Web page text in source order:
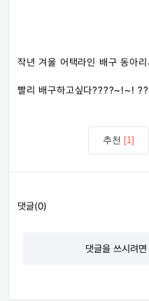
작년 겨울 어택라인 배구 동아
빨리 배구하고싶다????~!~!
추천 [1]
댓글(0)
댓글을 쓰시려면